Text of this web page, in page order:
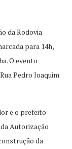
da Rodovia
para 14h,
O evento
Pedro Joaquim
e o prefeito
Autorização
da